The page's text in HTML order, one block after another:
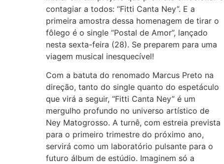
contagiar a todos: “Fitti Canta Ney”. E a
primeira amostra dessa homenagem de tirar o
fôlego é o single “Postal de Amor”, lançado
nesta sexta-feira (28). Se preparem para uma
viagem musical inesquecível!
Com a batuta do renomado Marcus Preto na
direção, tanto do single quanto do espetáculo
que virá a seguir, “Fitti Canta Ney” é um
mergulho profundo no universo artístico de
Ney Matogrosso. A turnê, com estreia prevista
para o primeiro trimestre do próximo ano,
servirá como um laboratório pulsante para o
futuro álbum de estúdio. Imaginem só a